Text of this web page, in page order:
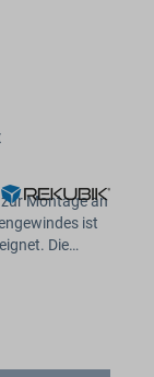
Montage an
ist
Die…